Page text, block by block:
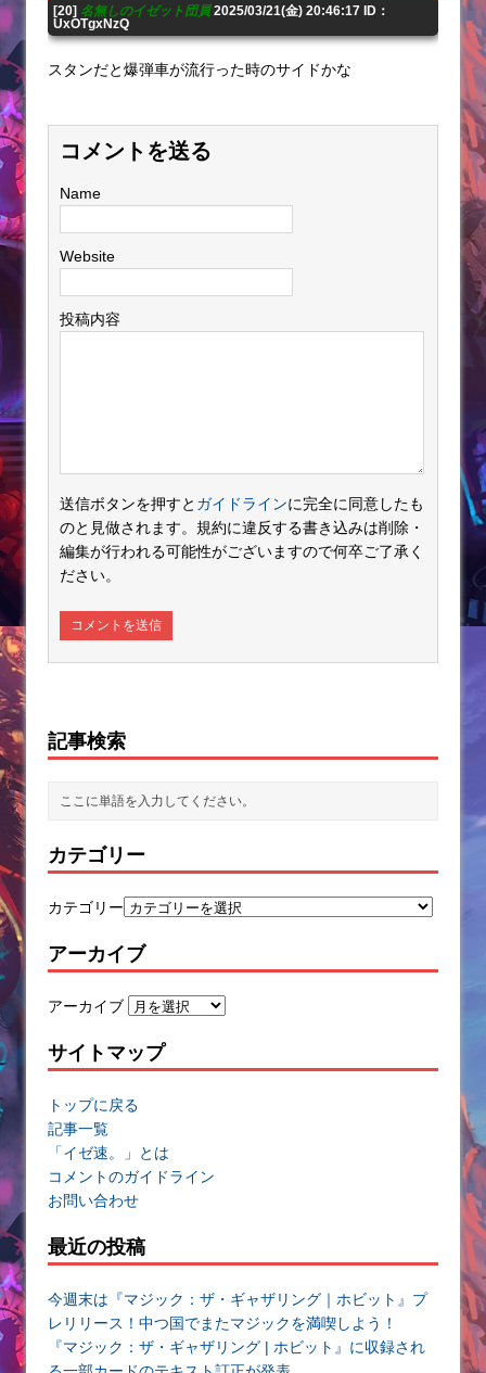
[20] 名無しのイゼット団員2025/03/21(金) 20:46:17 ID：
UxOTgxNzQ
スタンだと爆弾車が流行った時のサイドかな
コメントを送る
Name
Website
投稿内容
送信ボタンを押すと ガイドラインに完全に同意したも
のと見做されます。規約に違反する書き込みは削除・
編集が行われる可能性がございますので何卒ご了承く
ださい。
記事検索
カテゴリー
カテゴリー
アーカイブ
アーカイブ
サイトマップ
トップに戻る
記事一覧
「イゼ速。」とは
コメントのガイドライン
お問い合わせ
最近の投稿
今週末は『マジック：ザ・ギャザリング｜ホビット』プ
レリリース！中つ国でまたマジックを満喫しよう！
『マジック：ザ・ギャザリング | ホビット』に収録され